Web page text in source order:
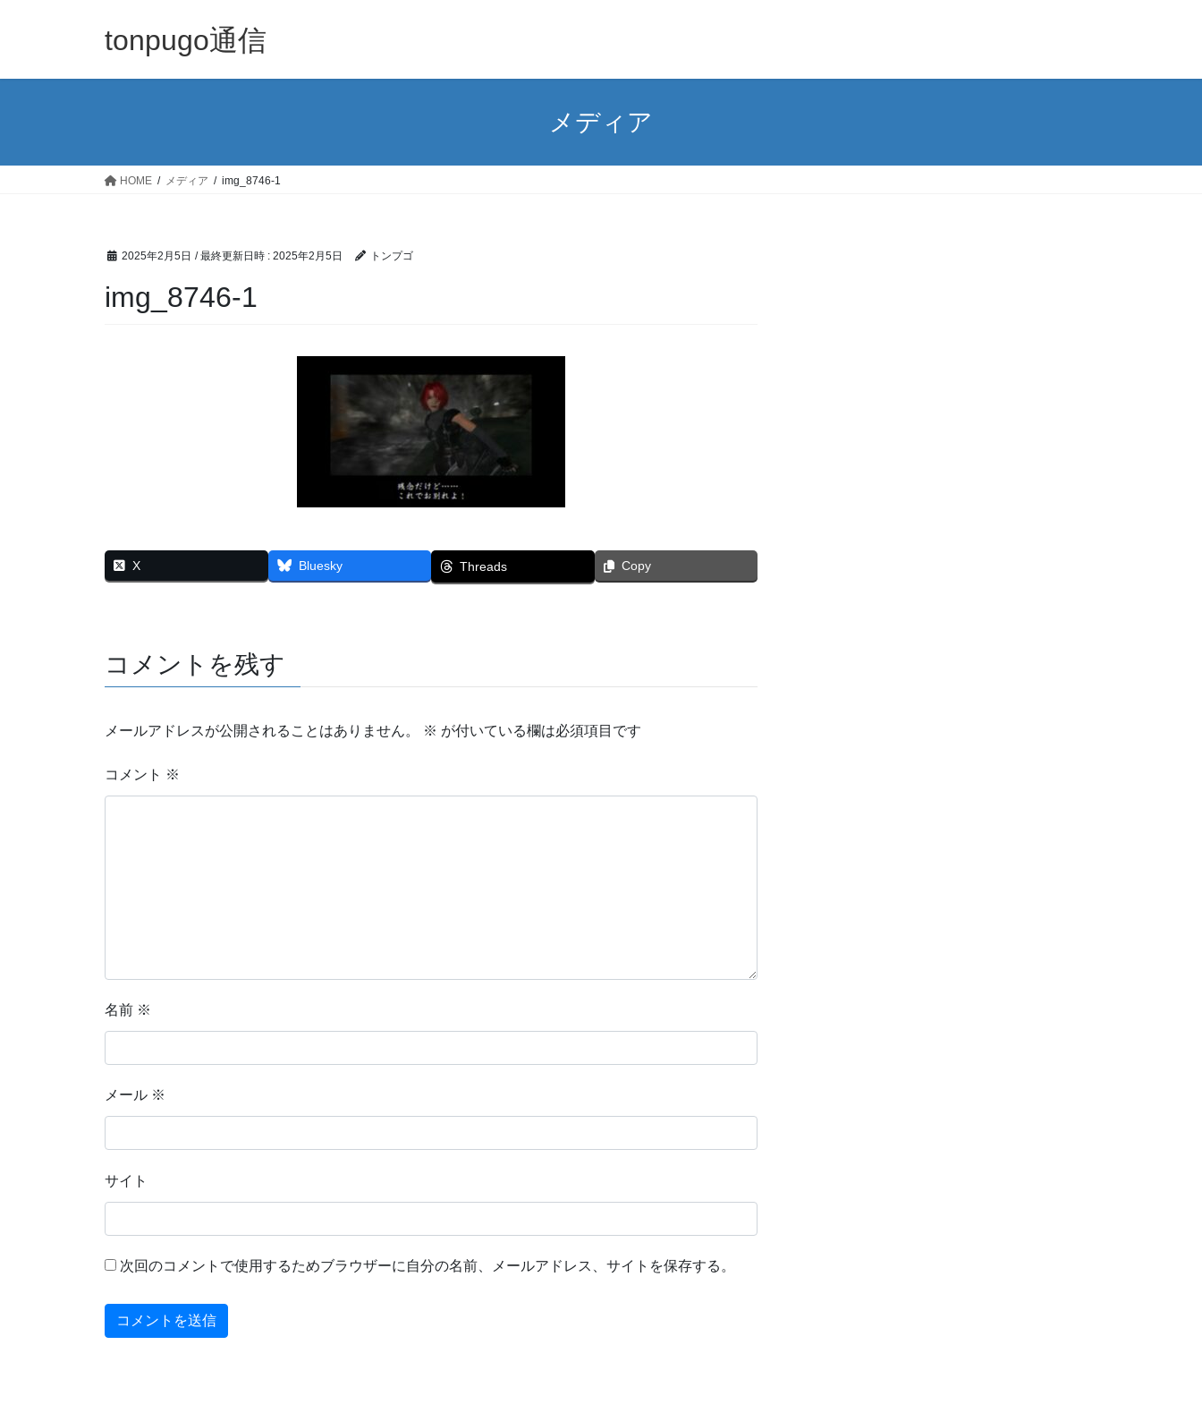
tonpugo通信
メディア
HOME メディア img_8746-1
2025年2月5日 / 最終更新日時 : 2025年2月5日 トンプゴ
img_8746-1
X Bluesky Threads Copy
コメントを残す
メールアドレスが公開されることはありません。 ※ が付いている欄は必須項目です
コメント ※
名前 ※
メール ※
サイト
次回のコメントで使用するためブラウザーに自分の名前、メールアドレス、サイトを保存する。